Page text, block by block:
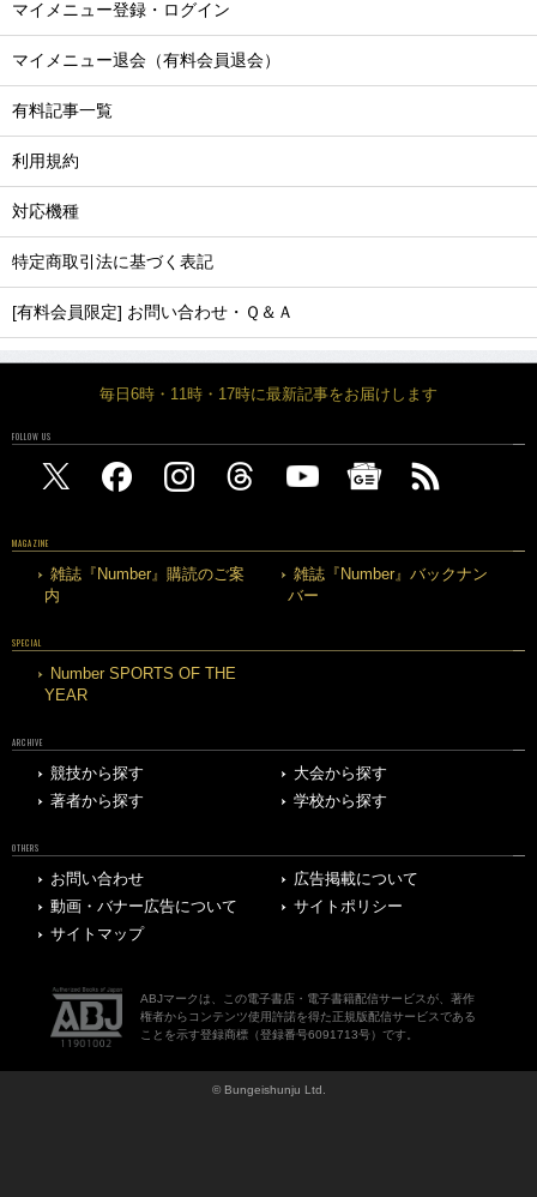
マイメニュー登録・ログイン
マイメニュー退会（有料会員退会）
有料記事一覧
利用規約
対応機種
特定商取引法に基づく表記
[有料会員限定] お問い合わせ・Ｑ＆Ａ
毎日6時・11時・17時に最新記事をお届けします
FOLLOW US
MAGAZINE
雑誌『Number』購読のご案
内
雑誌『Number』バックナン
バー
SPECIAL
Number SPORTS OF THE
YEAR
ARCHIVE
競技から探す
大会から探す
著者から探す
学校から探す
OTHERS
お問い合わせ
広告掲載について
動画・バナー広告について
サイトポリシー
サイトマップ
ABJマークは、この電子書店・電子書籍配信サービスが、著作
権者からコンテンツ使用許諾を得た正規版配信サービスである
ことを示す登録商標（登録番号6091713号）です。
© Bungeishunju Ltd.